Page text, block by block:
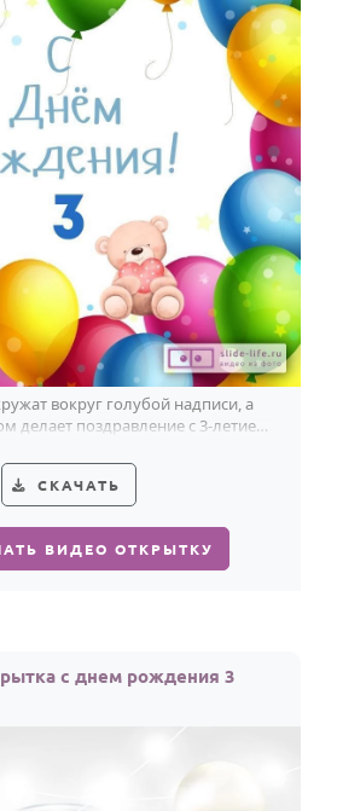
вокруг голубой надписи, а
делает поздравление с 3-летием
СКАЧАТЬ
ВИДЕО ОТКРЫТКУ
с днем рождения 3